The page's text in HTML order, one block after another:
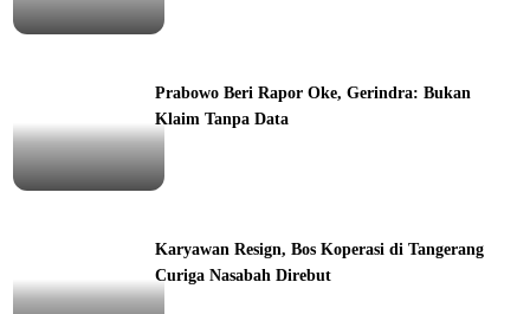
Prabowo Beri Rapor Oke, Gerindra: Bukan
Klaim Tanpa Data
Karyawan Resign, Bos Koperasi di Tangerang
Curiga Nasabah Direbut